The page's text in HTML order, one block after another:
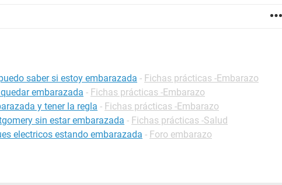
saber si estoy embarazada - Fichas prácticas -Embarazo
embarazada - Fichas prácticas -Embarazo
y tener la regla - Fichas prácticas -Embarazo
sin estar embarazada - Fichas prácticas -Salud
electricos estando embarazada - Foro embarazo